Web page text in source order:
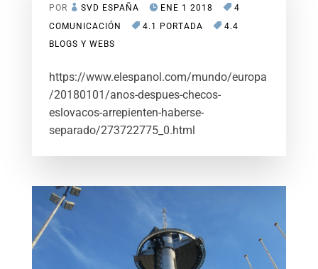
POR SVD ESPAÑA ENE 1 2018
4
COMUNICACIÓN
4.1 PORTADA
4.4
BLOGS Y WEBS
https://www.elespanol.com/mundo/europa
/20180101/anos-despues-checos-
eslovacos-arrepienten-haberse-
separado/273722775_0.html